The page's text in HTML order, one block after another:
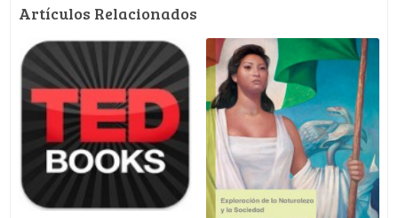
Artículos Relacionados